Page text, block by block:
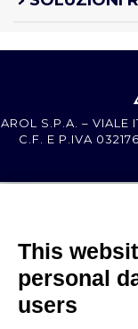
AROL S.P.A. – VIALE
C.F. E P.IVA
This
personal
users